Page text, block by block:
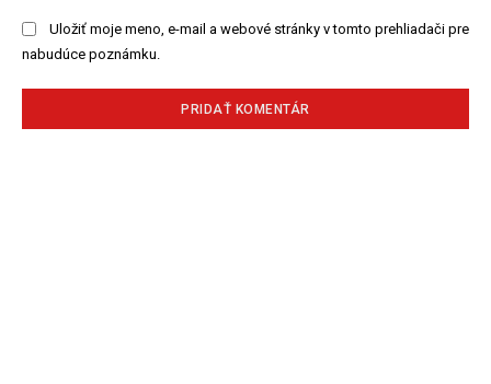
Uložiť moje meno, e-mail a webové stránky v tomto prehliadači pre
nabudúce poznámku.